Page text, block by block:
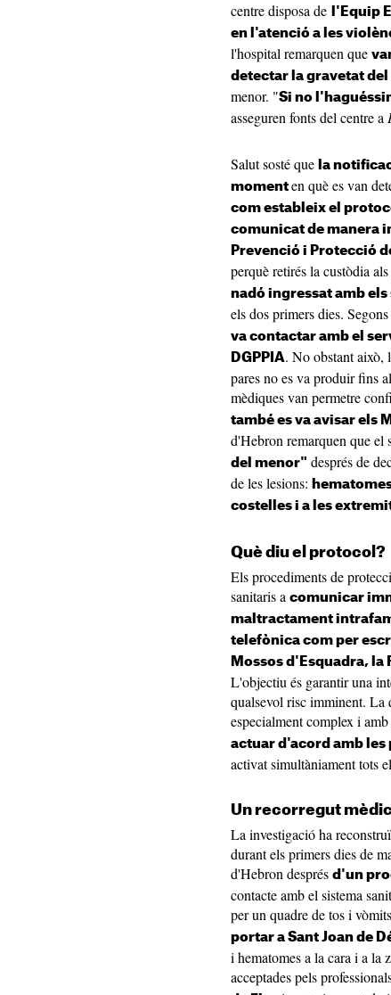
centre disposa de
l'Equip
en l'atenció a les
l'hospital remarquen que
detectar la gravetat del
menor. "Si no
asseguren fonts del centre a
Salut sosté que la
moment en què es van
com estableix el
comunicat de manera
Prevenció i Protecció
perquè retirés la custòdia
nadó ingressat amb
els dos primers dies.
va contactar amb el
DGPPIA. No obstant això,
pares no es va produir fins
mèdiques van permetre
també es va avisar els
d'Hebron remarquen que
del menor" després de
de les lesions:
costelles i a les
Què diu el protocol?
Els procediments de
sanitaris a comunicar
maltractament
telefònica com per
Mossos d'Esquadra, la
L'objectiu és garantir una
qualsevol risc imminent. La
especialment complex i
actuar d'acord amb
activat simultàniament tots
Un recorregut
La investigació ha
durant els primers dies de
d'Hebron després d'un
contacte amb el sistema
per un quadre de tos i
portar a Sant Joan de
i hematomes a la cara i a la
acceptades pels